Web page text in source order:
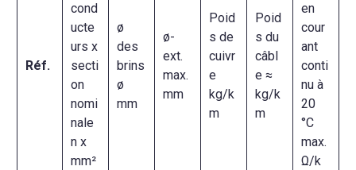
Réf.
cond
ucte
urs x
secti
on
nomi
nale
n x
mm²
ø
des
brins
ø
mm
ø-
ext.
max.
mm
Poid
s de
cuivr
e
kg/k
m
Poid
s du
câbl
e ≈
kg/k
m
en
cour
ant
conti
nu à
20
°C
max.
Ω/k